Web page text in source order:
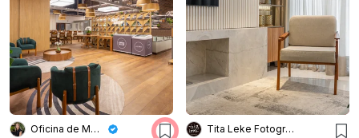
Oficina de Morar Tita Leke Fotografia